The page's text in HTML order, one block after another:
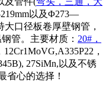
以及Φ273—
口径板卷厚壁钢管，
管。主要材质： 20#，
，
27SiMn,以及不锈
省心的选择！